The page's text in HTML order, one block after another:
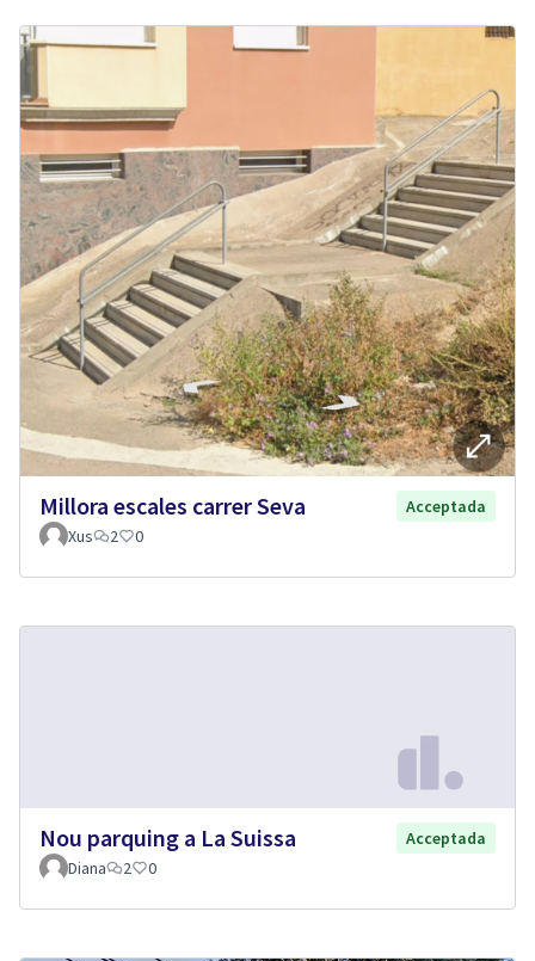
Millora escales carrer Seva
Acceptada
Xus
2 0
Nou parquing a La Suissa
Acceptada
Diana
2 0